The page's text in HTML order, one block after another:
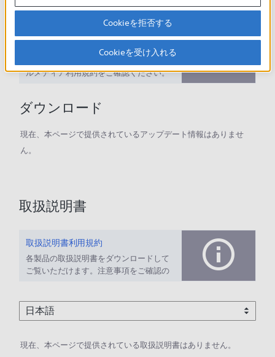
サポート動画をご利用の際にはソーシャ
ルメディア利用規約をご確認ください。
ダウンロード
現在、本ページで提供されているアップデート情報はありませ
ん。
取扱説明書
取扱説明書利用規約
各製品の取扱説明書をダウンロードして
ご覧いただけます。注意事項をご確認の
現在、本ページで提供されている取扱説明書はありません。
Cookieを拒否する
Cookieを受け入れる